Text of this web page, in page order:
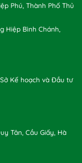
Phú, Thành Phố Thủ
Hiệp Bình Chánh,
Kế hoạch và Đầu tư
Tân, Cầu Giấy, Hà